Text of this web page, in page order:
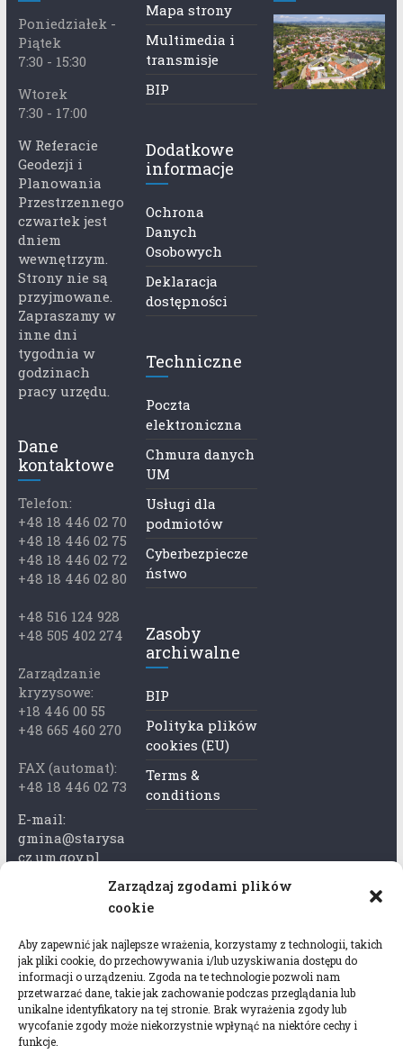
Zarządzaj zgodami plików
cookie
Aby zapewnić jak najlepsze wrażenia, korzystamy z technologii, takich
jak pliki cookie, do przechowywania i/lub uzyskiwania dostępu do
informacji o urządzeniu. Zgoda na te technologie pozwoli nam
przetwarzać dane, takie jak zachowanie podczas przeglądania lub
unikalne identyfikatory na tej stronie. Brak wyrażenia zgody lub
wycofanie zgody może niekorzystnie wpłynąć na niektóre cechy i
funkcje.
Poniedziałek -
Piątek
7:30 - 15:30
Wtorek
7:30 - 17:00
W Referacie
Geodezji i
Planowania
Przestrzennego
czwartek jest
dniem
wewnętrzym.
Strony nie są
przyjmowane.
Zapraszamy w
inne dni
tygodnia w
godzinach
pracy urzędu.
Dane
kontaktowe
Telefon:
+48 18 446 02 70
+48 18 446 02 75
+48 18 446 02 72
+48 18 446 02 80
+48 516 124 928
+48 505 402 274
Zarządzanie
kryzysowe:
+18 446 00 55
+48 665 460 270
FAX (automat):
+48 18 446 02 73
E-mail:
gmina@starysa
cz.um.gov.pl
Adres skrzynki
rytka
Adres do e-
Doręczeń:
AEL-97528-
78647-USWGJ-
Mapa strony
Multimedia i
transmisje
BIP
Dodatkowe
informacje
Ochrona
Danych
Osobowych
Deklaracja
dostępności
Techniczne
Poczta
elektroniczna
Chmura danych
UM
Usługi dla
podmiotów
Cyberbezpiecze
ństwo
Zasoby
archiwalne
BIP
Polityka plików
cookies (EU)
Terms &
conditions